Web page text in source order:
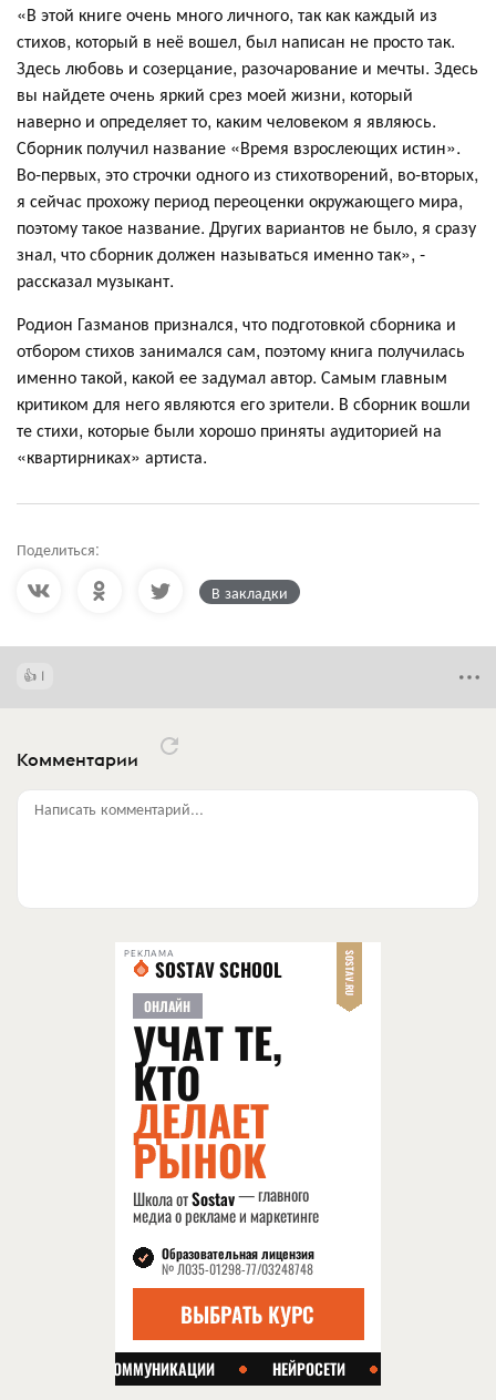
«В этой книге очень много личного, так как каждый из
стихов, который в неё вошел, был написан не просто так.
Здесь любовь и созерцание, разочарование и мечты. Здесь
вы найдете очень яркий срез моей жизни, который
наверно и определяет то, каким человеком я являюсь.
Сборник получил название «Время взрослеющих истин».
Во-первых, это строчки одного из стихотворений, во-вторых,
я сейчас прохожу период переоценки окружающего мира,
поэтому такое название. Других вариантов не было, я сразу
знал, что сборник должен называться именно так», -
рассказал музыкант.
Родион Газманов признался, что подготовкой сборника и
отбором стихов занимался сам, поэтому книга получилась
именно такой, какой ее задумал автор. Самым главным
критиком для него являются его зрители. В сборник вошли
те стихи, которые были хорошо приняты аудиторией на
«квартирниках» артиста.
Поделиться:
В закладки
1
Комментарии
Написать комментарий...
РЕКЛАМА